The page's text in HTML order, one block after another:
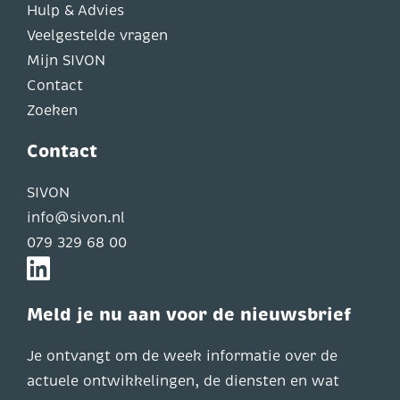
Hulp & Advies
Veelgestelde vragen
Mijn SIVON
Contact
Zoeken
Contact
SIVON
info@sivon.nl
079 329 68 00
Meld je nu aan voor de nieuwsbrief
Je ontvangt om de week informatie over de
actuele ontwikkelingen, de diensten en wat